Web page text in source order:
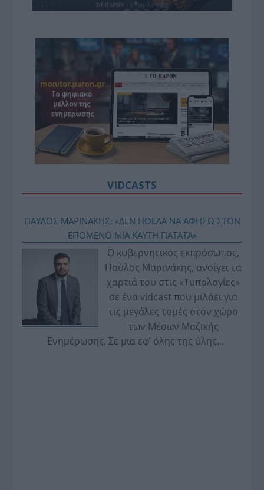
VIDCASTS
ΠΑΥΛΟΣ ΜΑΡΙΝΑΚΗΣ: «ΔΕΝ ΗΘΕΛΑ ΝΑ ΑΦΗΣΩ ΣΤΟΝ
ΕΠΟΜΕΝΟ ΜΙΑ ΚΑΥΤΗ ΠΑΤΑΤΑ»
Ο κυβερνητικός εκπρόσωπος,
Παύλος Μαρινάκης, ανοίγει τα
χαρτιά του στις «Τυπολογίες»
σε ένα vidcast που μιλάει για
τις μεγάλες τομές στον χώρο
των Μέσων Μαζικής
Ενημέρωσης. Σε μια εφ’ όλης της ύλης